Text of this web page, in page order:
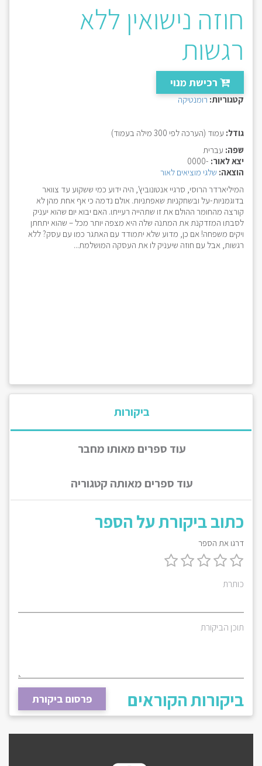
חוזה נישואין ללא
רגשות
רכישת מנוי
קטגוריות: רומנטיקה
גודל: עמוד (הערכה לפי 300 מילה בעמוד)
שפה: עברית
יצא לאור: -0000
הוצאה: שלגי מוציאים לאור
המיליארדר הרוסי, סרגיי אנטונוביץ', היה ידוע כמי ששקוע עד צוואר
בדוגמניות-על ובשחקניות שאפתניות. אולם נדמה כי אף אחת מהן לא
קורצה מהחומר ההולם את זו שתהייה רעייתו. האם יבוא יום שהוא יעניק
לסבתו המזדקנת את המתנה שלה היא מצפה יותר מכל – שהוא יתחתן
ויקים משפחה! אם כן, מדוע שלא יתמודד עם האתגר כמו עם עסק? ללא
רגשות, אבל עם חוזה שיעניק לו את העסקה המושלמת...
ביקורות
עוד ספרים מאותו מחבר
עוד ספרים מאותה קטגוריה
כתוב ביקורת על הספר
דרגו את הספר
כותרת
תוכן הביקורת
פרסום ביקורת ביקורות הקוראים